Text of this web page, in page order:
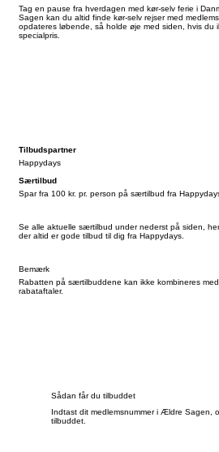
Tag en pause fra hverdagen med kør-selv ferie i
Sagen kan du altid finde kør-selv rejser med
opdateres løbende, så holde øje med siden, hvis du
specialpris.
Tilbudspartner
Happydays
Særtilbud
Spar fra 100 kr. pr. person på særtilbud fra
Se alle aktuelle særtilbud under nederst på siden,
der altid er gode tilbud til dig fra Happydays.
Bemærk
Rabatten på særtilbuddene kan ikke kombineres
rabataftaler.
Sådan får du tilbuddet
Indtast dit medlemsnummer i Ældre Sagen,
tilbuddet.